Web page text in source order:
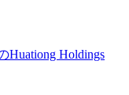
Huationg Holdings